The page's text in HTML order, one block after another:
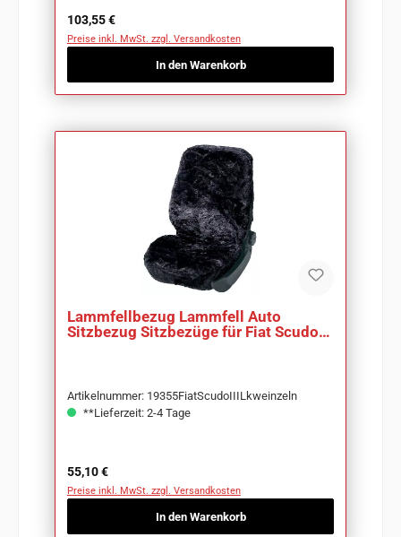
Regulärer Preis:
103,55 €
Preise inkl. MwSt. zzgl. Versandkosten
In den Warenkorb
Lammfellbezug Lammfell Auto
Sitzbezug Sitzbezüge für Fiat Scudo
Artikelnummer: 19355FiatScudoIIILkweinzeln
**Lieferzeit: 2-4 Tage
Regulärer Preis:
55,10 €
Preise inkl. MwSt. zzgl. Versandkosten
In den Warenkorb